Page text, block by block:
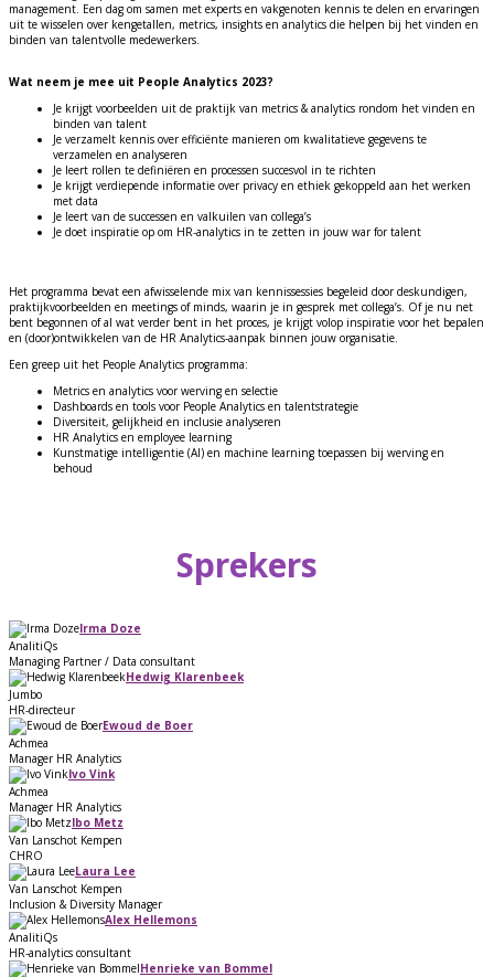
management. Een dag om samen met experts en vakgenoten kennis te delen en ervaringen
uit te wisselen over kengetallen, metrics, insights en analytics die helpen bij het vinden en
binden van talentvolle medewerkers.
Wat neem je mee uit People Analytics 2023?
Je krijgt voorbeelden uit de praktijk van metrics & analytics rondom het vinden en
binden van talent
Je verzamelt kennis over efficiënte manieren om kwalitatieve gegevens te
verzamelen en analyseren
Je leert rollen te definiëren en processen succesvol in te richten
Je krijgt verdiepende informatie over privacy en ethiek gekoppeld aan het werken
met data
Je leert van de successen en valkuilen van collega’s
Je doet inspiratie op om HR-analytics in te zetten in jouw war for talent
Het programma bevat een afwisselende mix van kennissessies begeleid door deskundigen,
praktijkvoorbeelden en meetings of minds, waarin je in gesprek met collega’s. Of je nu net
bent begonnen of al wat verder bent in het proces, je krijgt volop inspiratie voor het bepalen
en (door)ontwikkelen van de HR Analytics-aanpak binnen jouw organisatie.
Een greep uit het People Analytics programma:
Metrics en analytics voor werving en selectie
Dashboards en tools voor People Analytics en talentstrategie
Diversiteit, gelijkheid en inclusie analyseren
HR Analytics en employee learning
Kunstmatige intelligentie (AI) en machine learning toepassen bij werving en
behoud
Sprekers
Irma Doze
AnalitiQs
Managing Partner / Data consultant
Hedwig Klarenbeek
Jumbo
HR-directeur
Ewoud de Boer
Achmea
Manager HR Analytics
Ivo Vink
Achmea
Manager HR Analytics
Ibo Metz
Van Lanschot Kempen
CHRO
Laura Lee
Van Lanschot Kempen
Inclusion & Diversity Manager
Alex Hellemons
AnalitiQs
HR-analytics consultant
Henrieke van Bommel